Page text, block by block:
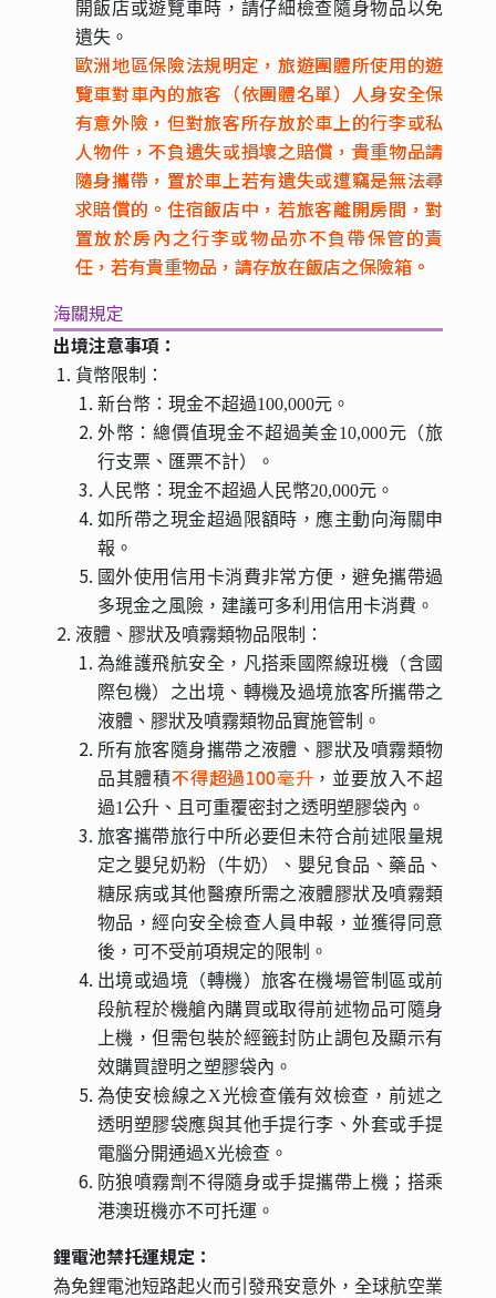
開飯店或遊覽車時，請仔細檢查隨身物品以免
遺失。
歐洲地區保險法規明定，旅遊團體所使用的遊
覽車對車內的旅客（依團體名單）人身安全保
有意外險，但對旅客所存放於車上的行李或私
人物件，不負遺失或損壞之賠償，貴重物品請
隨身攜帶，置於車上若有遺失或遭竊是無法尋
求賠償的。住宿飯店中，若旅客離開房間，對
置放於房內之行李或物品亦不負帶保管的責
任，若有貴重物品，請存放在飯店之保險箱。
海關規定
出境注意事項：
貨幣限制：
新台幣：現金不超過100,000元。
外幣：總價值現金不超過美金10,000元（旅
行支票、匯票不計）。
人民幣：現金不超過人民幣20,000元。
如所帶之現金超過限額時，應主動向海關申
報。
國外使用信用卡消費非常方便，避免攜帶過
多現金之風險，建議可多利用信用卡消費。
液體、膠狀及噴霧類物品限制：
為維護飛航安全，凡搭乘國際線班機（含國
際包機）之出境、轉機及過境旅客所攜帶之
液體、膠狀及噴霧類物品實施管制。
所有旅客隨身攜帶之液體、膠狀及噴霧類物
品其體積不得超過100毫升 ，並要放入不超
過1公升、且可重覆密封之透明塑膠袋內。
旅客攜帶旅行中所必要但未符合前述限量規
定之嬰兒奶粉（牛奶）、嬰兒食品、藥品、
糖尿病或其他醫療所需之液體膠狀及噴霧類
物品，經向安全檢查人員申報，並獲得同意
後，可不受前項規定的限制。
出境或過境（轉機）旅客在機場管制區或前
段航程於機艙內購買或取得前述物品可隨身
上機，但需包裝於經籤封防止調包及顯示有
效購買證明之塑膠袋內。
為使安檢線之X光檢查儀有效檢查，前述之
透明塑膠袋應與其他手提行李、外套或手提
電腦分開通過X光檢查。
防狼噴霧劑不得隨身或手提攜帶上機；搭乘
港澳班機亦不可托運。
鋰電池禁托運規定：
為免鋰電池短路起火而引發飛安意外，全球航空業